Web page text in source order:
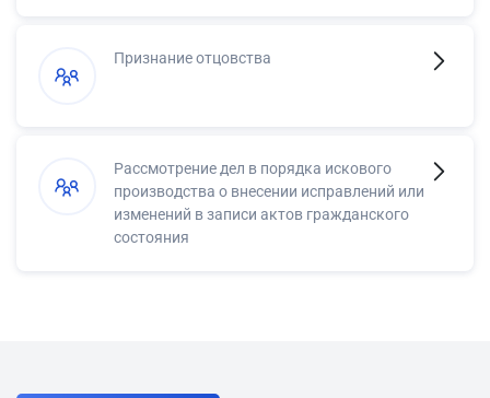
Признание отцовства
Рассмотрение дел в порядка искового
производства о внесении исправлений или
изменений в записи актов гражданского
состояния